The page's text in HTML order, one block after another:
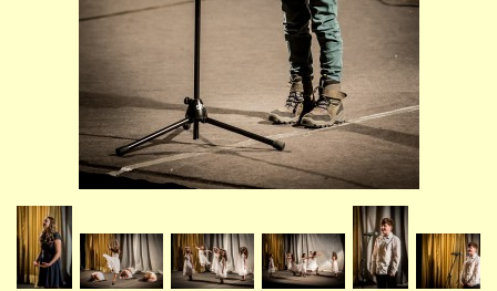
DOKUMENTY / KE STAŽENÍ
KURZY
KONTAKTY